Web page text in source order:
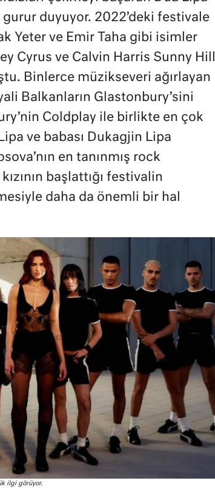
duyuyor. 2022’deki festivale
Yeter ve Emir Taha gibi isimler
Cyrus ve Calvin Harris Sunny Hill
Binlerce müzikseveri ağırlayan
Balkanların Glastonbury’sini
Coldplay ile birlikte en çok
ve babası Dukagjin Lipa
en tanınmış rock
başlattığı festivalin
daha da önemli bir hal
ilgi görüyor.